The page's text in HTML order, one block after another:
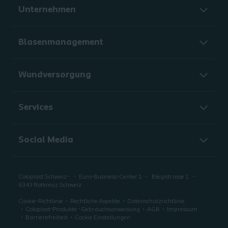
Unternehmen
Blasenmanagement
Wundversorgung
Services
Social Media
Coloplast Schweiz - Euro-Business-Center 1
Blegistrasse 1
6343 Rotkreuz Schweiz
Cookie-Richtlinie Rechtliche Aspekte
Datenschutzrichtlinie
Coloplast-Produkte - Gebrauchsanweisung
AGB
Impressum
Barrierefreiheit
Cookie Einstellungen